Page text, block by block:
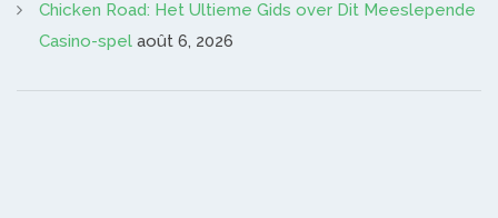
Chicken Road: Het Ultieme Gids over Dit Meeslepende
Casino-spel août 6, 2026